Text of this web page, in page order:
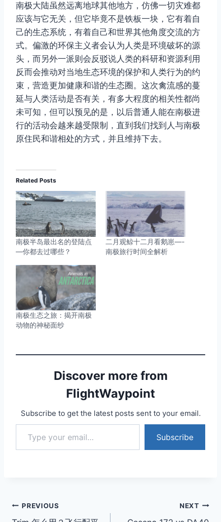
南极大陆虽然远离地球其他地方，仿佛一切灾难都
应该与它无关，但它毕竟不是铁板一块，它有着自
己的生态系统，有着自己和世界其他角度交流的方
式。偏激的环保主义者会认为人类是环境破坏的源
头，而另外一派则会反驳说人类的科研和资源利用
反而会推动对当地生态环境的保护和人类行为的约
束，营造更加健康和谐的生态圈。这次禽流感的蔓
延与人类活动是否有关，有多大程度的相关性都尚
未可知，但可以预见的是，以后普通人能在南极进
行的活动会越来越受限制，直到我们找到人与南极
原住民和谐相处的方式，并且维持下去。
Related Posts
南极半岛最出名的登陆点
—你都去过哪些？
二月观鲸十二月看鹅崽—-
南极旅行时间全解析
南极生态之旅：揭开南极
动物的神秘面纱
Discover more from
FlightWaypoint
Subscribe to get the latest posts sent to your email.
Type your email…
Subscribe
Post
PREVIOUS NEXT